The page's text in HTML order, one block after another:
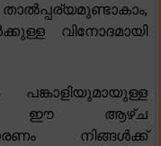
വിനോദമായി
ഈ ആഴ്ച
നിങ്ങൾക്ക്